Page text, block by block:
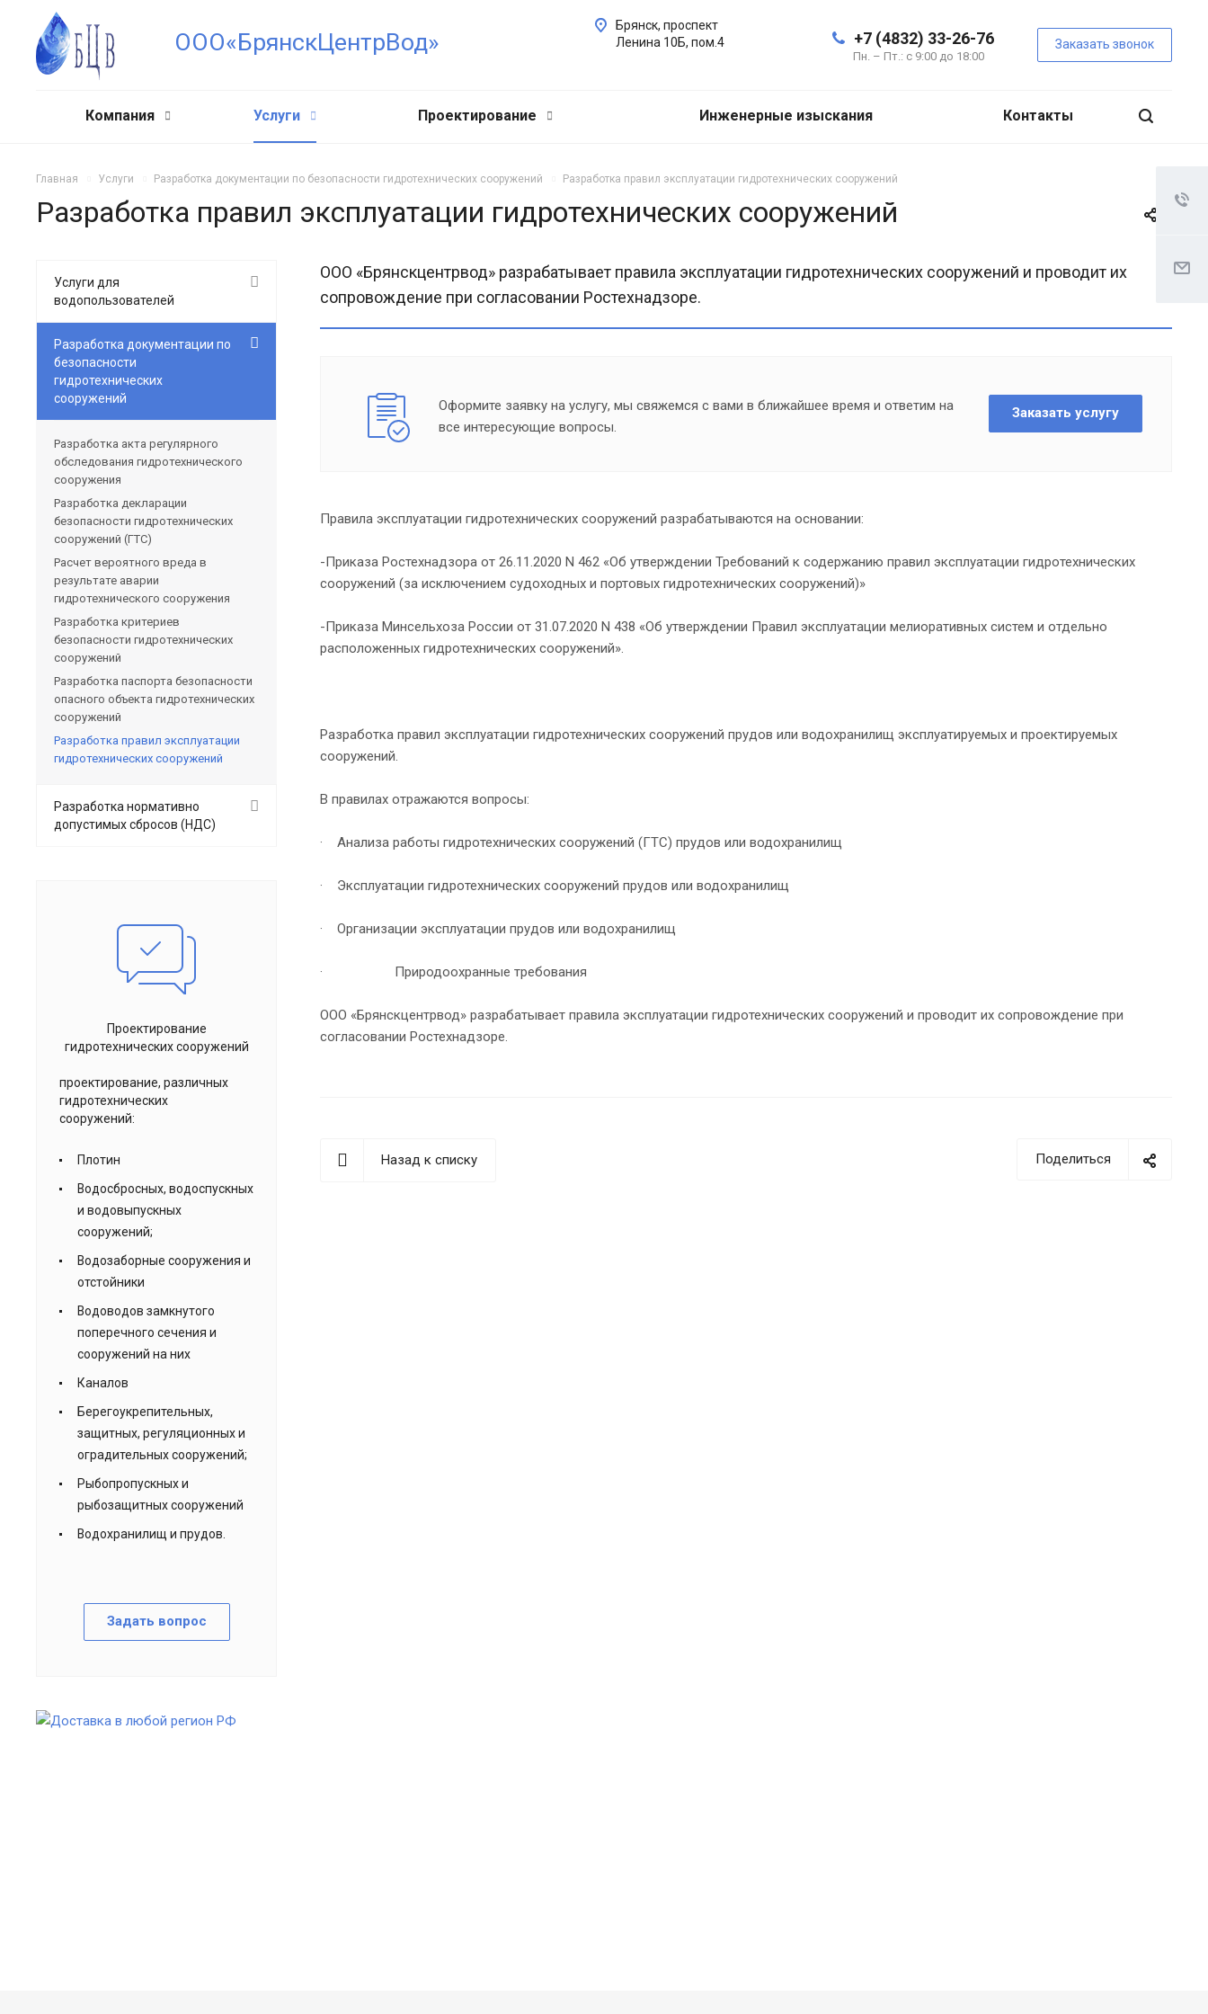
ООО«БрянскЦентрВод» +7 (4832) 33-26-76
Пн. – Пт.: с 9:00 до 18:00
Заказать звонок
Брянск, проспект
Ленина 10Б, пом.4
Компания Услуги Проектирование Инженерные изыскания Контакты
Главная Услуги Разработка документации по безопасности гидротехнических сооружений Разработка правил эксплуатации гидротехнических сооружений
Разработка правил эксплуатации гидротехнических сооружений
ООО «Брянскцентрвод» разрабатывает правила эксплуатации гидротехнических сооружений и проводит их
сопровождение при согласовании Ростехнадзоре.
Оформите заявку на услугу, мы свяжемся с вами в ближайшее время и ответим на
все интересующие вопросы.
Заказать услугу
Правила эксплуатации гидротехнических сооружений разрабатываются на основании:
-Приказа Ростехнадзора от 26.11.2020 N 462 «Об утверждении Требований к содержанию правил эксплуатации гидротехнических
сооружений (за исключением судоходных и портовых гидротехнических сооружений)»
-Приказа Минсельхоза России от 31.07.2020 N 438 «Об утверждении Правил эксплуатации мелиоративных систем и отдельно
расположенных гидротехнических сооружений».
Разработка правил эксплуатации гидротехнических сооружений прудов или водохранилищ эксплуатируемых и проектируемых
сооружений.
В правилах отражаются вопросы:
· Анализа работы гидротехнических сооружений (ГТС) прудов или водохранилищ
· Эксплуатации гидротехнических сооружений прудов или водохранилищ
· Организации эксплуатации прудов или водохранилищ
· Природоохранные требования
ООО «Брянскцентрвод» разрабатывает правила эксплуатации гидротехнических сооружений и проводит их сопровождение при
согласовании Ростехнадзоре.
Поделиться
Назад к списку
Услуги для
водопользователей
Разработка документации по
безопасности
гидротехнических
сооружений
Разработка акта регулярного
обследования гидротехнического
сооружения
Разработка декларации
безопасности гидротехнических
сооружений (ГТС)
Расчет вероятного вреда в
результате аварии
гидротехнического сооружения
Разработка критериев
безопасности гидротехнических
сооружений
Разработка паспорта безопасности
опасного объекта гидротехнических
сооружений
Разработка правил эксплуатации
гидротехнических сооружений
Разработка нормативно
допустимых сбросов (НДС)
Проектирование
гидротехнических сооружений
проектирование, различных
гидротехнических
сооружений:
Плотин
Водосбросных, водоспускных
и водовыпускных
сооружений;
Водозаборные сооружения и
отстойники
Водоводов замкнутого
поперечного сечения и
сооружений на них
Каналов
Берегоукрепительных,
защитных, регуляционных и
оградительных сооружений;
Рыбопропускных и
рыбозащитных сооружений
Водохранилищ и прудов.
Задать вопрос